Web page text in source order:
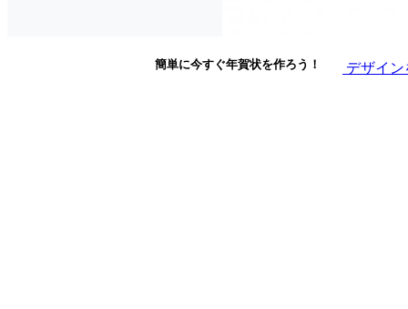
簡単に今すぐ年賀状を作ろう！ デザイ